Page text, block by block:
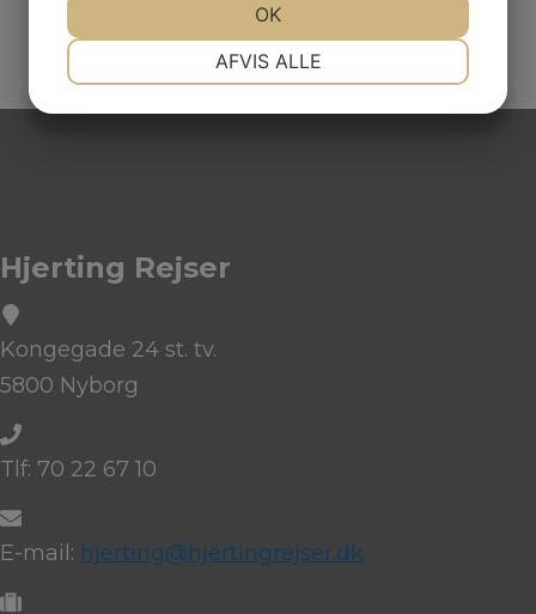
Hjerting Rejser
Kongegade 24 st. tv.
5800 Nyborg
Tlf: 70 22 67 10
E-mail: hjerting@hjertingrejser.dk
AFVIS ALLE
OK